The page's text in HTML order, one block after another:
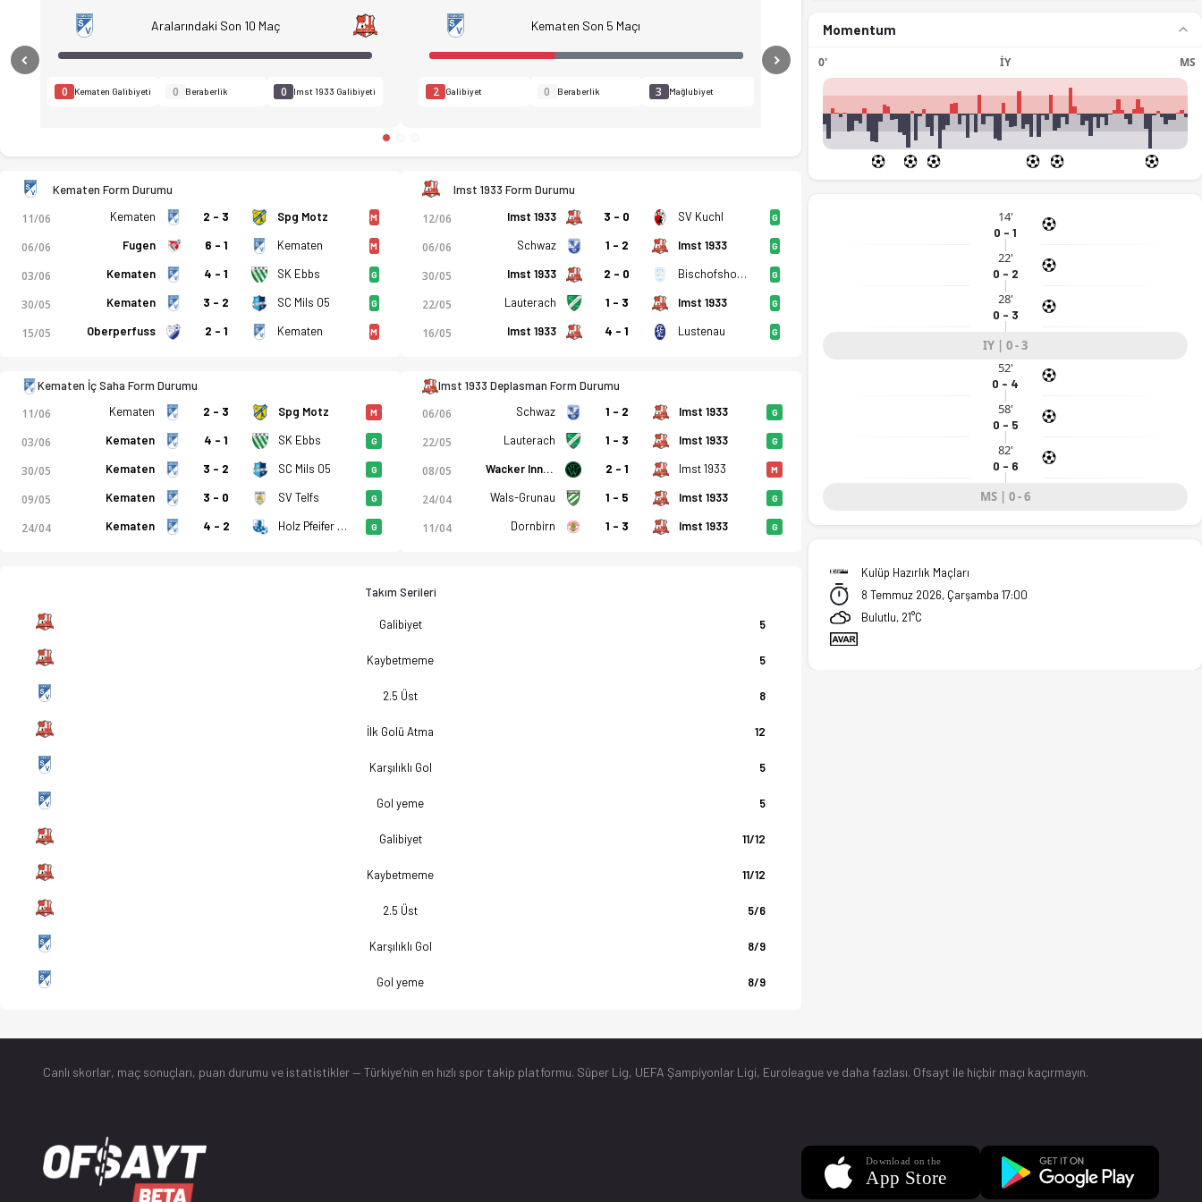
Kematen - SC Imst 1933 0-6 bitti. Gol anları, kadro, istatistikler, puan durumu ve iddaa oranları Ofsayt'ta. (08.07.2026)
Aralarındaki Son 10 Maç
0 Kematen Galibiyeti 0 Beraberlik 0 Imst 1933 Galibiyeti
Kematen Son 5 Maçı
2 Galibiyet 0 Beraberlik 3 Mağlubiyet
Previous Next
Kematen Form Durumu
11/06 Kematen 2 - 3 Spg Motz M
06/06 Fugen 6 - 1 Kematen M
03/06 Kematen 4 - 1 SK Ebbs G
30/05 Kematen 3 - 2 SC Mils 05 G
15/05 Oberperfuss 2 - 1 Kematen M
Imst 1933 Form Durumu
12/06 Imst 1933 3 - 0 SV Kuchl G
06/06 Schwaz 1 - 2 Imst 1933 G
30/05 Imst 1933 2 - 0 Bischofshofen G
22/05 Lauterach 1 - 3 Imst 1933 G
16/05 Imst 1933 4 - 1 Lustenau G
Kematen İç Saha Form Durumu
11/06 Kematen 2 - 3 Spg Motz M
03/06 Kematen 4 - 1 SK Ebbs G
30/05 Kematen 3 - 2 SC Mils 05 G
09/05 Kematen 3 - 0 SV Telfs G
24/04 Kematen 4 - 2 Holz Pfeifer Kundl G
Imst 1933 Deplasman Form Durumu
06/06 Schwaz 1 - 2 Imst 1933 G
22/05 Lauterach 1 - 3 Imst 1933 G
08/05 Wacker Innsbruck 2 - 1 Imst 1933 M
24/04 Wals-Grunau 1 - 5 Imst 1933 G
11/04 Dornbirn 1 - 3 Imst 1933 G
Takım Serileri
Galibiyet 5
Kaybetmeme 5
2.5 Üst 8
İlk Golü Atma 12
Karşılıklı Gol 5
Gol yeme 5
Galibiyet 11/12
Kaybetmeme 11/12
2.5 Üst 5/6
Karşılıklı Gol 8/9
Gol yeme 8/9
Momentum
0' İY MS
14'
0 - 1
22'
0 - 2
28'
0 - 3
IY | 0 - 3
52'
0 - 4
58'
0 - 5
82'
0 - 6
MS | 0 - 6
Kulüp Hazırlık Maçları
8 Temmuz 2026, Çarşamba 17:00
Bulutlu, 21°C
Canlı skorlar, maç sonuçları, puan durumu ve istatistikler — Türkiye’nin en hızlı spor takip platformu. Süper Lig, UEFA Şampiyonlar Ligi, Euroleague ve daha fazlası. Ofsayt ile hiçbir maçı kaçırmayın.